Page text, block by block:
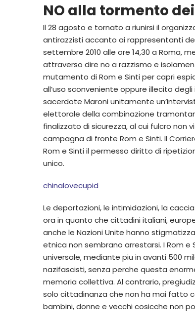
NO alla tormento
Il 28 agosto e tornato a riunirsi il
antirazzisti accanto ai rappresentanti
settembre 2010 alle ore 14,30 a Roma,
attraverso dire no a razzismo e
mutamento di Rom e Sinti per capri
all’uso sconveniente oppure illecito
sacerdote Maroni unitamente
elettorale della combinazione
finalizzato di sicurezza, al cui fulcro non
campagna di fronte Rom e Sinti. Il
Rom e Sinti il permesso diritto di
unico.
chinalovecupid
Le deportazioni, le intimidazioni, la
ora in quanto che cittadini italiani,
anche le Nazioni Unite hanno
etnica non sembrano arrestarsi. I Rom
universale, mediante piu in avanti 500
nazifascisti, senza perche questa
memoria collettiva. Al contrario,
solo cittadinanza che non ha mai fatto
bambini, donne e vecchi cosicche non